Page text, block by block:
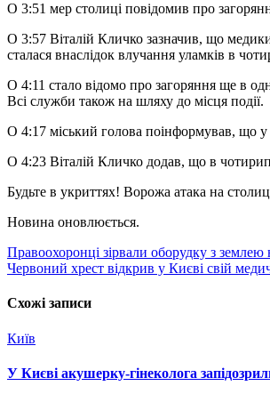
О 3:51 мер столиці повідомив про
О 3:57 Віталій Кличко зазначив, що
сталася внаслідок влучання уламків в
О 4:11 стало відомо про загоряння ще в
Всі служби також на шляху до місця події.
О 4:17 міський голова поінформував, що у
О 4:23 Віталій Кличко додав, що в
Будьте в укриттях! Ворожа атака на
Новина оновлюється.
Навігація
записів
Правоохоронці зірвали оборудку з землею
Червоний хрест відкрив у Києві свій
Схожі записи
Київ
У Києві акушерку-гінеколога